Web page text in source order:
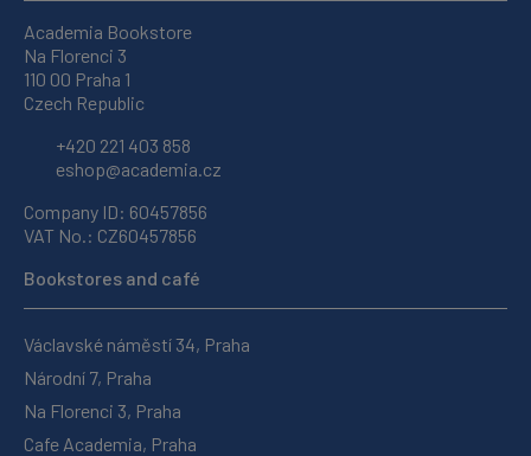
Academia Bookstore
Na Florenci 3
110 00 Praha 1
Czech Republic
+420 221 403 858
eshop@academia.cz
Company ID: 60457856
VAT No.: CZ60457856
Bookstores and café
Václavské náměstí 34, Praha
Národní 7, Praha
Na Florenci 3, Praha
Cafe Academia, Praha